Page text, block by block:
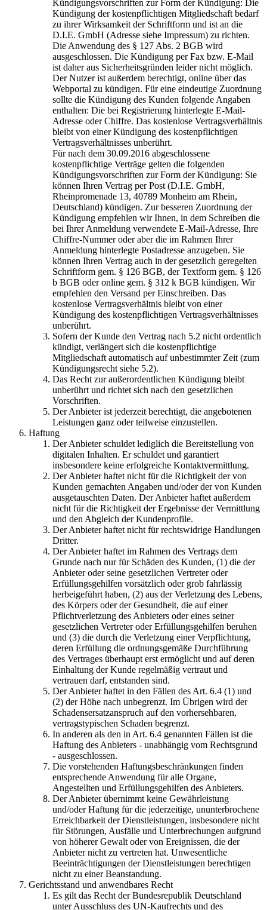
Kündigungsvorschriften zur Form der Kündigung: Die
Kündigung der kostenpflichtigen Mitgliedschaft bedarf
zu ihrer Wirksamkeit der Schriftform und ist an die
D.I.E. GmbH (Adresse siehe Impressum) zu richten.
Die Anwendung des § 127 Abs. 2 BGB wird
ausgeschlossen. Die Kündigung per Fax bzw. E-Mail
ist daher aus Sicherheitsgründen leider nicht möglich.
Der Nutzer ist außerdem berechtigt, online über das
Webportal zu kündigen. Für eine eindeutige Zuordnung
sollte die Kündigung des Kunden folgende Angaben
enthalten: Die bei Registrierung hinterlegte E-Mail-
Adresse oder Chiffre. Das kostenlose Vertragsverhältnis
bleibt von einer Kündigung des kostenpflichtigen
Vertragsverhältnisses unberührt.
Für nach dem 30.09.2016 abgeschlossene
kostenpflichtige Verträge gelten die folgenden
Kündigungsvorschriften zur Form der Kündigung: Sie
können Ihren Vertrag per Post (D.I.E. GmbH,
Rheinpromenade 13, 40789 Monheim am Rhein,
Deutschland) kündigen. Zur besseren Zuordnung der
Kündigung empfehlen wir Ihnen, in dem Schreiben die
bei Ihrer Anmeldung verwendete E-Mail-Adresse, Ihre
Chiffre-Nummer oder aber die im Rahmen Ihrer
Anmeldung hinterlegte Postadresse anzugeben. Sie
können Ihren Vertrag auch in der gesetzlich geregelten
Schriftform gem. § 126 BGB, der Textform gem. § 126
b BGB oder online gem. § 312 k BGB kündigen. Wir
empfehlen den Versand per Einschreiben. Das
kostenlose Vertragsverhältnis bleibt von einer
Kündigung des kostenpflichtigen Vertragsverhältnisses
unberührt.
Sofern der Kunde den Vertrag nach 5.2 nicht ordentlich
kündigt, verlängert sich die kostenpflichtige
Mitgliedschaft automatisch auf unbestimmter Zeit (zum
Kündigungsrecht siehe 5.2).
Das Recht zur außerordentlichen Kündigung bleibt
unberührt und richtet sich nach den gesetzlichen
Vorschriften.
Der Anbieter ist jederzeit berechtigt, die angebotenen
Leistungen ganz oder teilweise einzustellen.
Haftung
Der Anbieter schuldet lediglich die Bereitstellung von
digitalen Inhalten. Er schuldet und garantiert
insbesondere keine erfolgreiche Kontaktvermittlung.
Der Anbieter haftet nicht für die Richtigkeit der von
Kunden gemachten Angaben und/oder der von Kunden
ausgetauschten Daten. Der Anbieter haftet außerdem
nicht für die Richtigkeit der Ergebnisse der Vermittlung
und den Abgleich der Kundenprofile.
Der Anbieter haftet nicht für rechtswidrige Handlungen
Dritter.
Der Anbieter haftet im Rahmen des Vertrags dem
Grunde nach nur für Schäden des Kunden, (1) die der
Anbieter oder seine gesetzlichen Vertreter oder
Erfüllungsgehilfen vorsätzlich oder grob fahrlässig
herbeigeführt haben, (2) aus der Verletzung des Lebens,
des Körpers oder der Gesundheit, die auf einer
Pflichtverletzung des Anbieters oder eines seiner
gesetzlichen Vertreter oder Erfüllungsgehilfen beruhen
und (3) die durch die Verletzung einer Verpflichtung,
deren Erfüllung die ordnungsgemäße Durchführung
des Vertrages überhaupt erst ermöglicht und auf deren
Einhaltung der Kunde regelmäßig vertraut und
vertrauen darf, entstanden sind.
Der Anbieter haftet in den Fällen des Art. 6.4 (1) und
(2) der Höhe nach unbegrenzt. Im Übrigen wird der
Schadensersatzanspruch auf den vorhersehbaren,
vertragstypischen Schaden begrenzt.
In anderen als den in Art. 6.4 genannten Fällen ist die
Haftung des Anbieters - unabhängig vom Rechtsgrund
- ausgeschlossen.
Die vorstehenden Haftungsbeschränkungen finden
entsprechende Anwendung für alle Organe,
Angestellten und Erfüllungsgehilfen des Anbieters.
Der Anbieter übernimmt keine Gewährleistung
und/oder Haftung für die jederzeitige, ununterbrochene
Erreichbarkeit der Dienstleistungen, insbesondere nicht
für Störungen, Ausfälle und Unterbrechungen aufgrund
von höherer Gewalt oder von Ereignissen, die der
Anbieter nicht zu vertreten hat. Unwesentliche
Beeinträchtigungen der Dienstleistungen berechtigen
nicht zu einer Beanstandung.
Gerichtsstand und anwendbares Recht
Es gilt das Recht der Bundesrepublik Deutschland
unter Ausschluss des UN-Kaufrechts und des